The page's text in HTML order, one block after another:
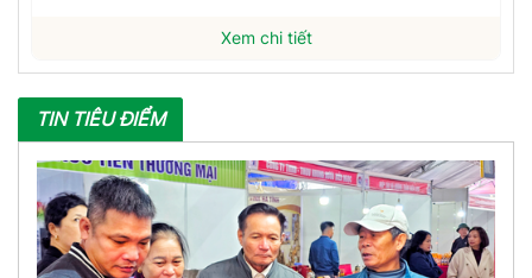
Xem chi tiết
TIN TIÊU ĐIỂM